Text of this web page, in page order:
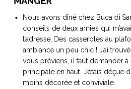
Nous avons dîné chez Buca di
conseils de deux amies qui
l’adresse. Des casseroles au
ambiance un peu chic ! J’ai
vous préviens, il faut demander à
principale en haut. J’étais déçue
moins décorée et conviviale.